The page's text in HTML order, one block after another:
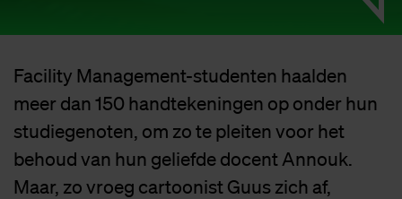
Facility Management-studenten haalden
meer dan 150 handtekeningen op onder hun
studiegenoten, om zo te pleiten voor het
behoud van hun geliefde docent Annouk.
Maar, zo vroeg cartoonist Guus zich af,